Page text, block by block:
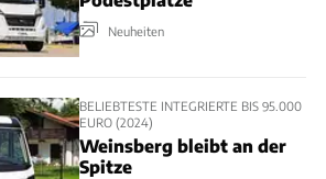
Neuheiten
BELIEBTESTE INTEGRIERTE BIS 95.000
EURO (2024)
Weinsberg bleibt an der
Spitze